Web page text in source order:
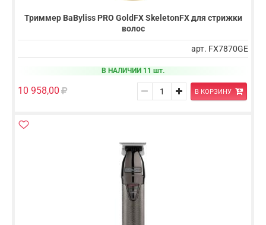
Триммер BaByliss PRO GoldFX SkeletonFX для стрижки
волос
арт. FX7870GE
В НАЛИЧИИ 11 шт.
10 958,00 В КОРЗИНУ